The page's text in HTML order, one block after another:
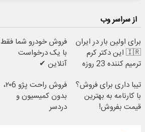
از سراسر وب
برای اولین بار در ایران
🇮🇷 این دکتر کرم
ترمیم کننده 23 روزه
فروش خودرو شما فقط
با یک درخواست
آنلاین ✔
تیبا داری برای فروش؟
با کارنامه به بهترین
قیمت بفروش!
فروش راحت پژو ۲۰6،
بدون کمیسیون و
دردسر